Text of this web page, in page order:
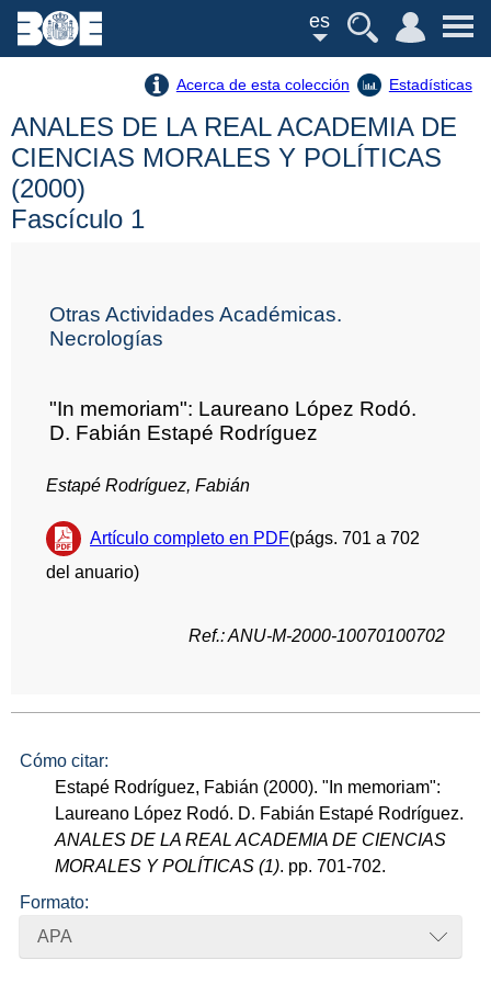
es
Acerca de esta colección Estadísticas
ANALES DE LA REAL ACADEMIA DE
CIENCIAS MORALES Y POLÍTICAS
(2000)
Fascículo 1
Otras Actividades Académicas.
Necrologías
"In memoriam": Laureano López Rodó.
D. Fabián Estapé Rodríguez
Estapé Rodríguez, Fabián
Artículo completo en PDF(págs. 701 a 702
del anuario)
Ref.: ANU-M-2000-10070100702
Cómo citar:
Estapé Rodríguez, Fabián (2000). "In memoriam":
Laureano López Rodó. D. Fabián Estapé Rodríguez.
ANALES DE LA REAL ACADEMIA DE CIENCIAS
MORALES Y POLÍTICAS (1). pp. 701-702.
Formato:
APA